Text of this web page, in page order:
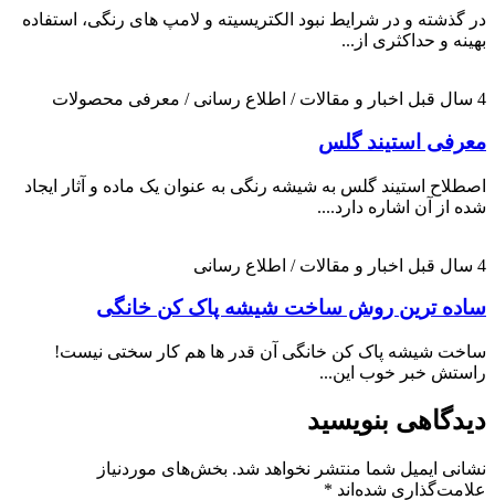
در گذشته و در شرایط نبود الکتریسیته و لامپ های رنگی، استفاده
بهینه و حداکثری از...
4 سال قبل اخبار و مقالات / اطلاع رسانی / معرفی محصولات
معرفی استیند گلس
اصطلاح استیند گلس به شیشه رنگی به عنوان یک ماده و آثار ایجاد
شده از آن اشاره دارد....
4 سال قبل اخبار و مقالات / اطلاع رسانی
ساده ترین روش ساخت شیشه پاک کن خانگی
ساخت شیشه پاک کن خانگی آن قدر ها هم کار سختی نیست!
راستش خبر خوب این...
دیدگاهی بنویسید
نشانی ایمیل شما منتشر نخواهد شد. بخش‌های موردنیاز
علامت‌گذاری شده‌اند *